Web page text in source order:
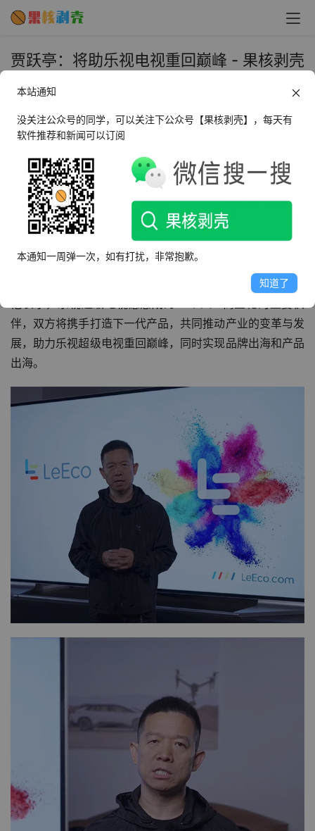
贾跃亭：将助乐视电视重回巅峰 - 果核剥壳
2024年5月20日 下午12:02
5月20日消息，在近日的一次视频发布中，贾跃亭透露了
FF（法拉第未来）的重要动态。
据悉，该公司将于5月29日召开2023年度财报和业绩沟通
会，这次会议不仅是FF财务状况的展示，更是对未来发展策
略的深度解读。
与此同时，贾跃亭还宣布了一项最新的合作伙伴关系。
伴，双方将携手打造下一代产品，共同推动产业的变革与发
展，助力乐视超级电视重回巅峰，同时实现品牌出海和产品
出海。
本站通知
没关注公众号的同学，可以关注下公众号【果核剥壳】，每天有
软件推荐和新闻可以订阅
本通知一周弹一次，如有打扰，非常抱歉。
知道了